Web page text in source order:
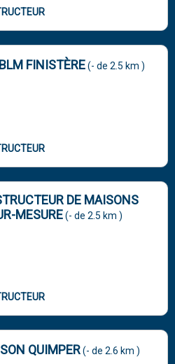
FINISTÈRE(- de 2.5 km )
DE MAISONS
MESURE(- de 2.5 km )
QUIMPER(- de 2.6 km )